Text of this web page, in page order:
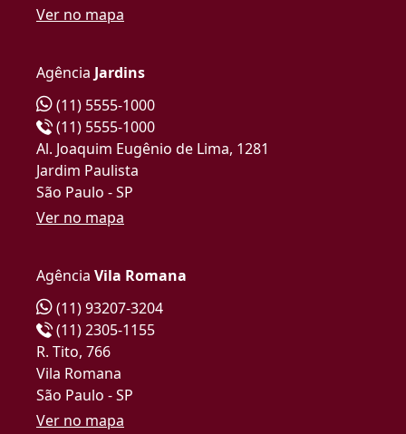
Ver no mapa
Agência Jardins
(11) 5555-1000
(11) 5555-1000
Al. Joaquim Eugênio de Lima, 1281
Jardim Paulista
São Paulo - SP
Ver no mapa
Agência Vila Romana
(11) 93207-3204
(11) 2305-1155
R. Tito, 766
Vila Romana
São Paulo - SP
Ver no mapa